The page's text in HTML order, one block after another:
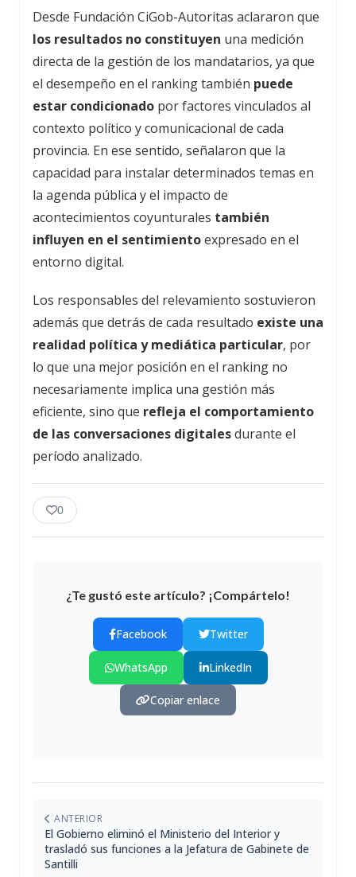
Desde Fundación CiGob-Autoritas aclararon que
los resultados no constituyen una medición
directa de la gestión de los mandatarios, ya que
el desempeño en el ranking también puede
estar condicionado por factores vinculados al
contexto político y comunicacional de cada
provincia. En ese sentido, señalaron que la
capacidad para instalar determinados temas en
la agenda pública y el impacto de
acontecimientos coyunturales también
influyen en el sentimientoexpresado en el
entorno digital.
Los responsables del relevamiento sostuvieron
además que detrás de cada resultado existe una
realidad política y mediática particular, por
lo que una mejor posición en el ranking no
necesariamente implica una gestión más
eficiente, sino que refleja el comportamiento
de las conversaciones digitalesdurante el
período analizado.
0
¿Te gustó este artículo? ¡Compártelo!
Facebook Twitter
WhatsApp LinkedIn
Copiar enlace
ANTERIOR
El Gobierno eliminó el Ministerio del Interior y
trasladó sus funciones a la Jefatura de Gabinete de
Santilli